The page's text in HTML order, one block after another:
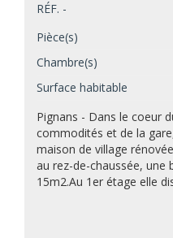
RÉF. -
Pièce(s)
Chambre(s)
Surface habitable
Pignans - Dans le coeur
commodités et de la
maison de village
au rez-de-chaussée, une
15m2.Au 1er étage elle